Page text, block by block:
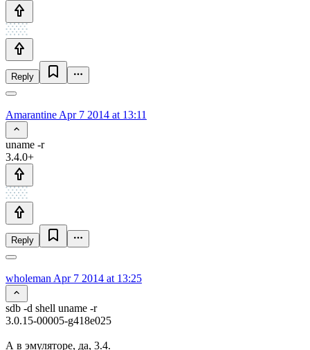
Reply
Amarantine Apr 7 2014 at 13:11
uname -r
3.4.0+
Reply
wholeman Apr 7 2014 at 13:25
sdb -d shell uname -r
3.0.15-00005-g418e025
А в эмуляторе, да, 3.4.